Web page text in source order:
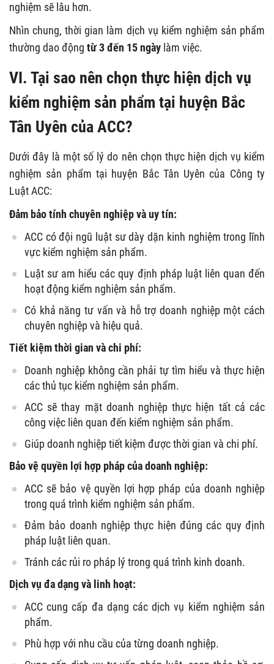
nghiệm sẽ lâu hơn.
Nhìn chung, thời gian làm dịch vụ kiểm nghiệm sản phẩm
thường dao động từ 3 đến 15 ngày làm việc.
VI. Tại sao nên chọn thực hiện dịch vụ
kiểm nghiệm sản phẩm tại huyện Bắc
Tân Uyên của ACC?
Dưới đây là một số lý do nên chọn thực hiện dịch vụ kiểm
nghiệm sản phẩm tại huyện Bắc Tân Uyên của Công ty
Luật ACC:
Đảm bảo tính chuyên nghiệp và uy tín:
ACC có đội ngũ luật sư dày dặn kinh nghiệm trong lĩnh
vực kiểm nghiệm sản phẩm.
Luật sư am hiểu các quy định pháp luật liên quan đến
hoạt động kiểm nghiệm sản phẩm.
Có khả năng tư vấn và hỗ trợ doanh nghiệp một cách
chuyên nghiệp và hiệu quả.
Tiết kiệm thời gian và chi phí:
Doanh nghiệp không cần phải tự tìm hiểu và thực hiện
các thủ tục kiểm nghiệm sản phẩm.
ACC sẽ thay mặt doanh nghiệp thực hiện tất cả các
công việc liên quan đến kiểm nghiệm sản phẩm.
Giúp doanh nghiệp tiết kiệm được thời gian và chi phí.
Bảo vệ quyền lợi hợp pháp của doanh nghiệp:
ACC sẽ bảo vệ quyền lợi hợp pháp của doanh nghiệp
trong quá trình kiểm nghiệm sản phẩm.
Đảm bảo doanh nghiệp thực hiện đúng các quy định
pháp luật liên quan.
Tránh các rủi ro pháp lý trong quá trình kinh doanh.
Dịch vụ đa dạng và linh hoạt:
ACC cung cấp đa dạng các dịch vụ kiểm nghiệm sản
phẩm.
Phù hợp với nhu cầu của từng doanh nghiệp.